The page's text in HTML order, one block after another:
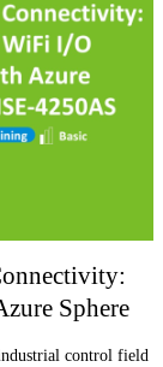
Sphere
control field